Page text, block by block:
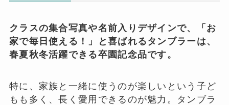
クラスの集合写真や名前入りデザインで、「お
家で毎日使える！」と喜ばれるタンブラーは、
春夏秋冬活躍できる卒園記念品です。
特に、家族と一緒に使うのが楽しいという子ど
もも多く、長く愛用できるのが魅力。タンブラ